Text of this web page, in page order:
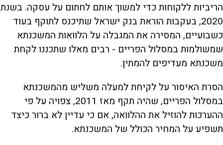
הריביות ללקוחות כדי למשוך אותם לחתום על עסקה. בשנת
2020, בעקבות הוראת בנק ישראל שתיכנס לתוקף בעוד
כשבועיים, המסירה את המגבלה על הלוואות המשכנתא
שמשולמות במסלול הפריים - רבים מאלו שתכננו לקחת
משכנתא מעדיפים להמתין.
הסרת האיסור על לקיחת למעלה משליש מהמשכנתא
במסלול הפריים, שהיה תקף מאז 2011, צפויה על פי
ההערכות להוזיל את ההלוואה, אם כי עדיין לא ברור כיצד
תשפיע על המחיר הכולל של המשכנתא.